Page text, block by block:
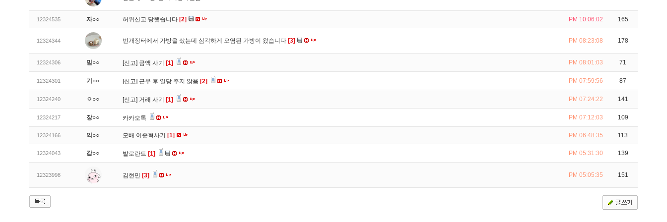
12324535 자○○ 허위신고 당햇습니다 [2] PM 10:06:02 165
12324344 번개장터에서 가방을 샀는데 심각하게 오염된 가방이 왔습니다 [3] PM 08:23:08 178
12324306 믿○○ [신고] 금액 사기 [1] PM 08:01:03 71
12324301 기○○ [신고] 근무 후 일당 주지 않음 [2] PM 07:59:56 87
12324240 ㅇ○○ [신고] 거래 사기 [1] PM 07:24:22 141
12324217 장○○ 카카오톡 PM 07:12:03 109
12324166 익○○ 모배 이준혁사기 [1] PM 06:48:35 113
12324043 감○○ 발로란트 [1] PM 05:31:30 139
12323998 김현민 [3] PM 05:05:35 151